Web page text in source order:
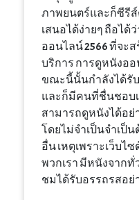
ภาพยนตร์และก็ซีรี
เสนอได้ง่ายๆ ถือได้
ออนไลน์ 2566 ที่จะ
บริการ การดูหนังอ
ขณะนี้นั้นกำลังได้รั
และก็มีคนที่ชื่นชอบ
สามารถดูหนังได้อย่
โดยไม่จำเป็นจำเป็
อื่น เหตุเพราะเว็บ
พวกเรา มีหนังจากทั่
ชมได้รับอรรถรสอย่